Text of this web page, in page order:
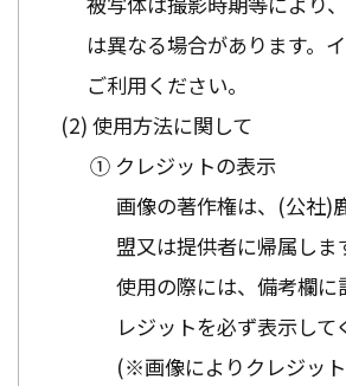
は異なる場合があります。
ご利用ください。
使用方法に関して
① クレジットの表示
画像の著作権は、(公社)
盟又は提供者に帰属しま
使用の際には、備考欄に
レジットを必ず表示して
(※画像によりクレジッ